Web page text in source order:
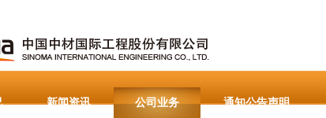
新闻资讯 公司业务 通知公告声明